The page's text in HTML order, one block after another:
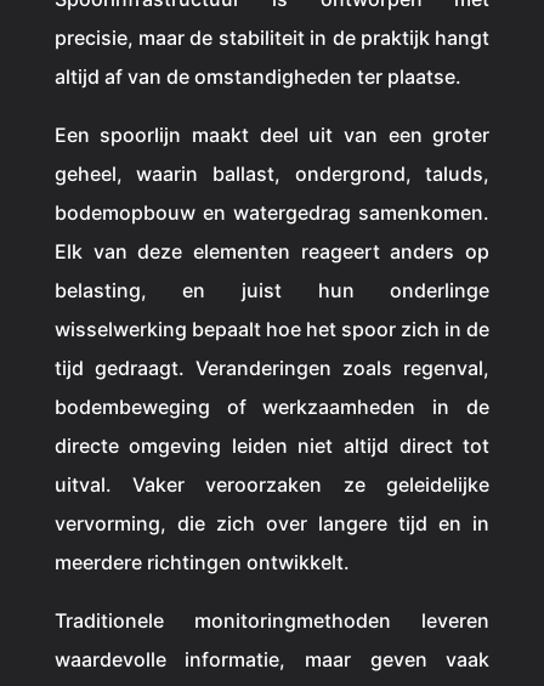
precisie, maar de stabiliteit in de praktijk hangt
altijd af van de omstandigheden ter plaatse.
Een spoorlijn maakt deel uit van een groter
geheel, waarin ballast, ondergrond, taluds,
bodemopbouw en watergedrag samenkomen.
Elk van deze elementen reageert anders op
belasting, en juist hun onderlinge
wisselwerking bepaalt hoe het spoor zich in de
tijd gedraagt. Veranderingen zoals regenval,
bodembeweging of werkzaamheden in de
directe omgeving leiden niet altijd direct tot
uitval. Vaker veroorzaken ze geleidelijke
vervorming, die zich over langere tijd en in
meerdere richtingen ontwikkelt.
Traditionele monitoringmethoden leveren
waardevolle informatie, maar geven vaak